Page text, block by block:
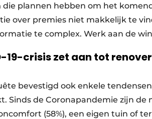
die plannen hebben om het
over premies niet makkelijk te
te complex. Werk aan de
19-crisis zet aan tot
bevestigd ook enkele
Sinds de Coronapandemie zijn
(58%), een eigen tuin of